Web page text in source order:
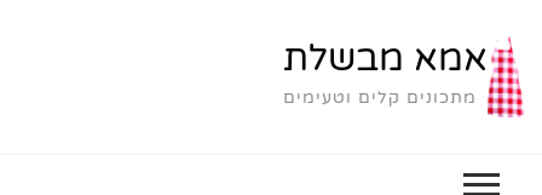
אמא מבשלת
מתכונים קלים וטעימים